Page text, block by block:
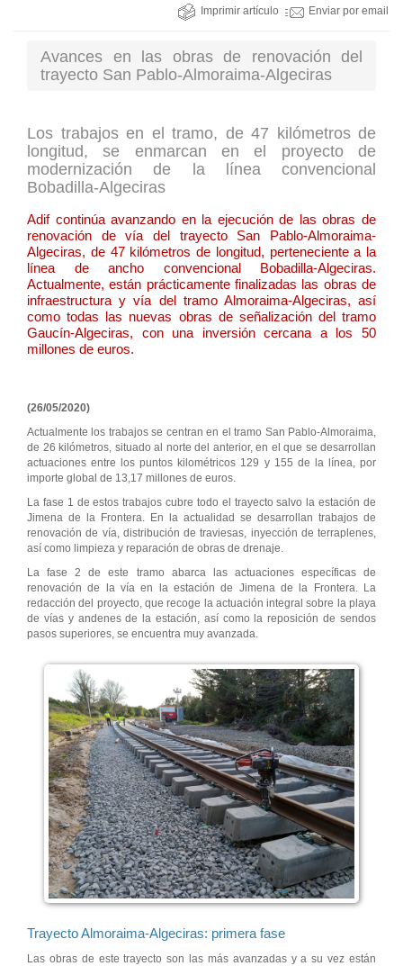
Imprimir artículo Enviar por email
Avances en las obras de renovación del
trayecto San Pablo-Almoraima-Algeciras
Los trabajos en el tramo, de 47 kilómetros de
longitud, se enmarcan en el proyecto de
modernización de la línea convencional
Bobadilla-Algeciras
Adif continúa avanzando en la ejecución de las obras de
renovación de vía del trayecto San Pablo-Almoraima-
Algeciras, de 47 kilómetros de longitud, perteneciente a la
línea de ancho convencional Bobadilla-Algeciras.
Actualmente, están prácticamente finalizadas las obras de
infraestructura y vía del tramo Almoraima-Algeciras, así
como todas las nuevas obras de señalización del tramo
Gaucín-Algeciras, con una inversión cercana a los 50
millones de euros.
(26/05/2020)
Actualmente los trabajos se centran en el tramo San Pablo-Almoraima,
de 26 kilómetros, situado al norte del anterior, en el que se desarrollan
actuaciones entre los puntos kilométricos 129 y 155 de la línea, por
importe global de 13,17 millones de euros.
La fase 1 de estos trabajos cubre todo el trayecto salvo la estación de
Jimena de la Frontera. En la actualidad se desarrollan trabajos de
renovación de vía, distribución de traviesas, inyección de terraplenes,
así como limpieza y reparación de obras de drenaje.
La fase 2 de este tramo abarca las actuaciones específicas de
renovación de la vía en la estación de Jimena de la Frontera. La
redacción del proyecto, que recoge la actuación integral sobre la playa
de vías y andenes de la estación, así como la reposición de sendos
pasos superiores, se encuentra muy avanzada.
Trayecto Almoraima-Algeciras: primera fase
Las obras de este trayecto son las más avanzadas y a su vez están